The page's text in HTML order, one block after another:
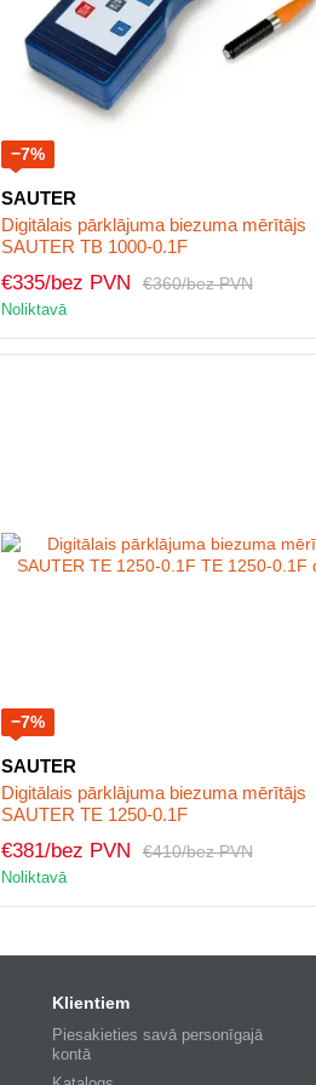
−7%
SAUTER
Digitālais pārklājuma biezuma mērītājs
SAUTER TB 1000-0.1F
€360/bez PVN
€335/bez PVN
Noliktavā
−7%
SAUTER
Digitālais pārklājuma biezuma mērītājs
SAUTER TE 1250-0.1F
€410/bez PVN
€381/bez PVN
Noliktavā
Klientiem
Piesakieties savā personīgajā
kontā